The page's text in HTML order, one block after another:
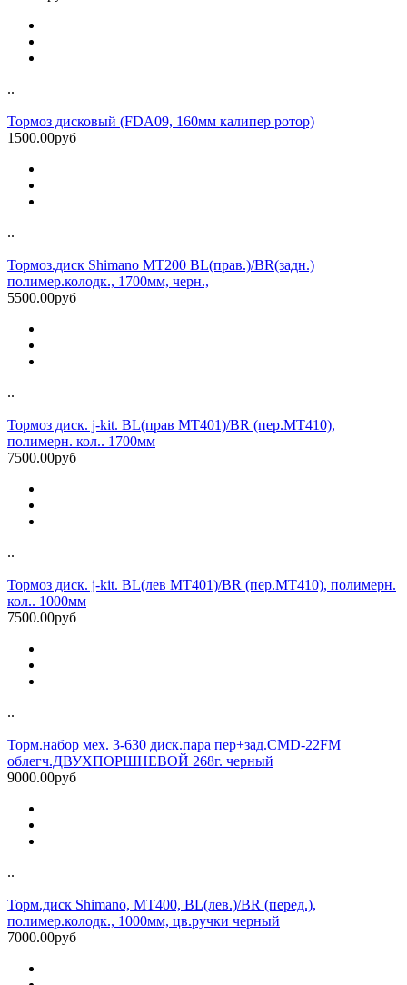
..
Тормоз дисковый (FDA09, 160мм калипер ротор)
1500.00руб
..
Тормоз.диск Shimano MT200 BL(прав.)/BR(задн.)
полимер.колодк., 1700мм, черн.,
5500.00руб
..
Тормоз диск. j-kit. BL(прав MT401)/BR (пер.МТ410),
полимерн. кол.. 1700мм
7500.00руб
..
Тормоз диск. j-kit. BL(лев MT401)/BR (пер.МТ410), полимерн.
кол.. 1000мм
7500.00руб
..
Торм.набор мех. 3-630 диск.пара пер+зад.CMD-22FM
облегч.ДВУХПОРШНЕВОЙ 268г. черный
9000.00руб
..
Торм.диск Shimano, MT400, BL(лев.)/BR (перед.),
полимер.колодк., 1000мм, цв.ручки черный
7000.00руб